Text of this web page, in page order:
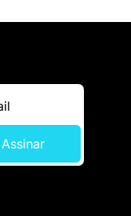
Assinar